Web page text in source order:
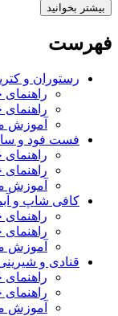
بیشتر بخوانید
فهرست
رستوران و
راهنمای
راهنمای
آموزش
فست فود و
آموزش
کافی شاپ و
راهنمای
آموزش
قنادی و
آموزش